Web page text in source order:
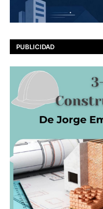
PUBLICIDAD